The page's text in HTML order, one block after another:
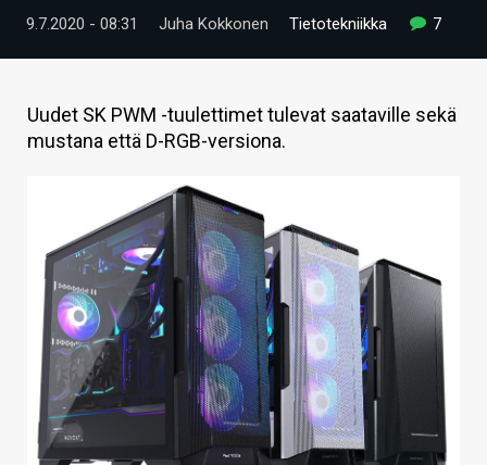
TIETOA
KAUPPA
HAKU
9.7.2020 - 08:31 Juha Kokkonen Tietotekniikka 7
Uudet SK PWM -tuulettimet tulevat saataville sekä
mustana että D-RGB-versiona.